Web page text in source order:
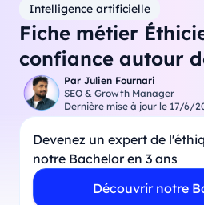
Intelligence artificielle
Fiche métier
confiance autour
Par Julien Fournari
SEO & Growth Manager
Dernière mise à jour le 17/6/
Devenez un expert de
notre Bachelor en 3 ans
Découvrir notre